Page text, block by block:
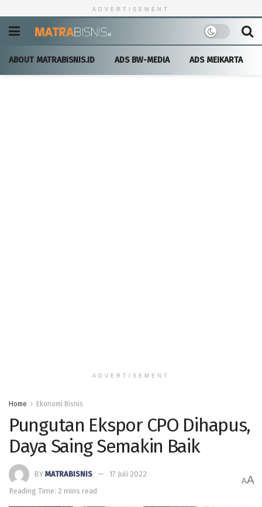
ADVERTISEMENT
ABOUT MATRABISNIS.ID ADS BW-MEDIA ADS MEIKARTA
ADVERTISEMENT
Home Ekonomi Bisnis
Pungutan Ekspor CPO Dihapus,
Daya Saing Semakin Baik
BY MATRABISNIS
17 Juli 2022
Reading Time: 2 mins read
AA